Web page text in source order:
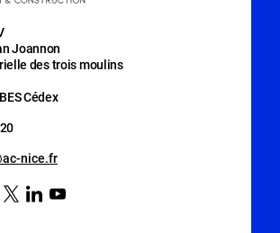
1H
2
4
Joannon
des trois moulins
Cédex
nice.fr
Twitter
LinkedinYoutube